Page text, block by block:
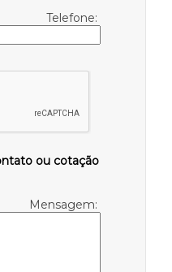
Telefone:
ou cotação
Mensagem: